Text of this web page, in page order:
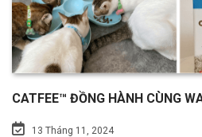
CATFEE™ ĐỒNG HÀNH CÙNG
13 Tháng 11, 2024